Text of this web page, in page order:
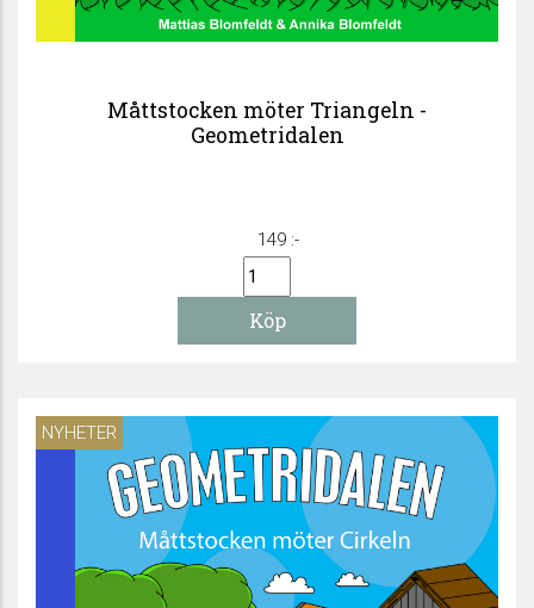
Måttstocken möter Triangeln -
Geometridalen
149 :-
NYHETER